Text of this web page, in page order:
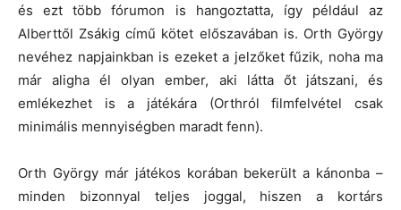
és ezt több fórumon is hangoztatta, így például az
Alberttől Zsákig című kötet előszavában is. Orth György
nevéhez napjainkban is ezeket a jelzőket fűzik, noha ma
már aligha él olyan ember, aki látta őt játszani, és
emlékezhet is a játékára (Orthról filmfelvétel csak
minimális mennyiségben maradt fenn).
Orth György már játékos korában bekerült a kánonba –
minden bizonnyal teljes joggal, hiszen a kortárs